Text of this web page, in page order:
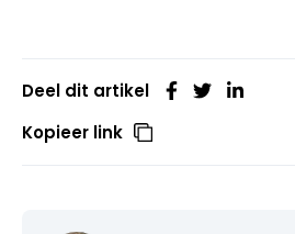
Deel dit artikel
Kopieer link